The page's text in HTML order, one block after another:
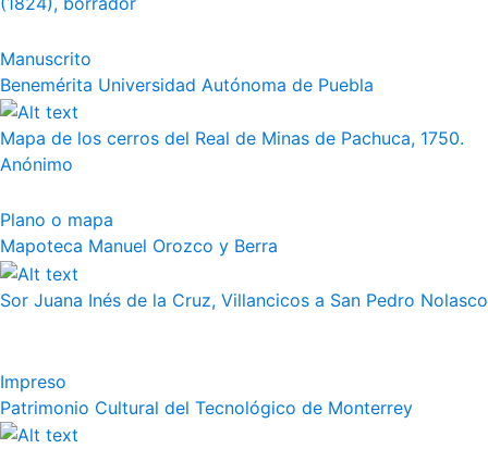
Manuscrito
Benemérita Universidad Autónoma de Puebla
Mapa de los cerros del Real de Minas de Pachuca, 1750.
Anónimo
Plano o mapa
Mapoteca Manuel Orozco y Berra
Sor Juana Inés de la Cruz, Villancicos a San Pedro Nolasco
Impreso
Patrimonio Cultural del Tecnológico de Monterrey